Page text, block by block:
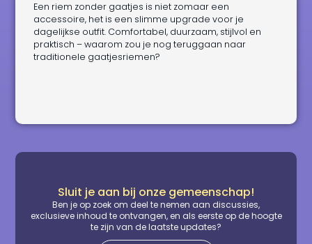
Een riem zonder gaatjes is niet zomaar een
accessoire, het is een slimme upgrade voor je
dagelijkse outfit. Comfortabel, duurzaam, stijlvol en
praktisch – waarom zou je nog teruggaan naar
traditionele gaatjesriemen?
Sluit je aan bij onze gemeenschap!
Ben je op zoek om deel te nemen aan discussies,
exclusieve inhoud te ontvangen, en als eerste op de hoogte
te zijn van de laatste updates?